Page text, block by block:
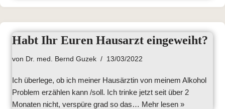
Habt Ihr Euren Hausarzt eingeweiht?
von Dr. med. Bernd Guzek 13/03/2022
Ich überlege, ob ich meiner Hausärztin von meinem Alkohol
Problem erzählen kann /soll. Ich trinke jetzt seit über 2
Monaten nicht, verspüre grad so das… Mehr lesen »